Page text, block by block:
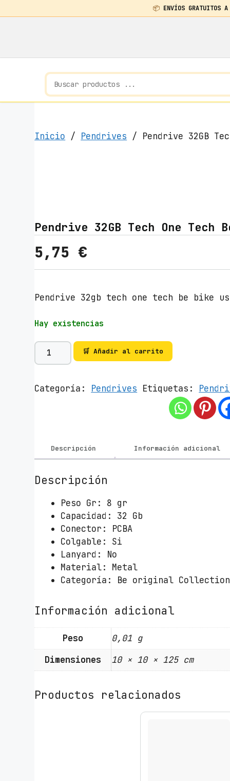
📦 ENVÍOS GRATUITOS
Inicio / Pendrives / Pendrive 32GB
Pendrive 32GB Tech One Tech
5,75 €
Pendrive 32gb tech one tech be bike
Hay existencias
P
e
d
2
G
e
c
h
B
k
🛒 Añadir al carrito
Categoría: Pendrives Etiquetas:
Descripción Información adicional
Descripción
Peso Gr: 8 gr
Capacidad: 32 Gb
Conector: PCBA
Colgable: Si
Lanyard: No
Material: Metal
Categoría: Be original Collection
Información adicional
Peso
0,01 g
Dimensiones
10 × 10 × 125 cm
Productos relacionados